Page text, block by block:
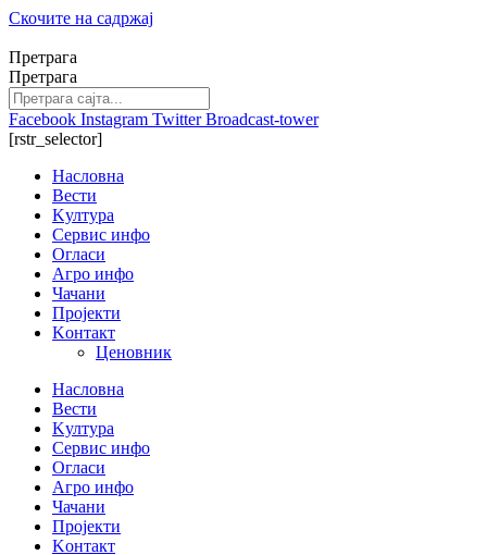
Скочите на садржај
Претрага
Претрага
Facebook Instagram Twitter Broadcast-tower
[rstr_selector]
Насловна
Вести
Kултура
Сервис инфо
Огласи
Агро инфо
Чачани
Пројекти
Kонтакт
Ценовник
Насловна
Вести
Kултура
Сервис инфо
Огласи
Агро инфо
Чачани
Пројекти
Kонтакт